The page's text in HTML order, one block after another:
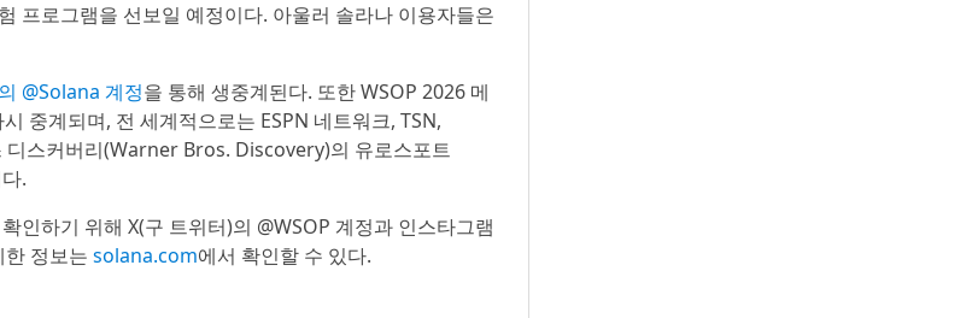
프로그램을 선보일 예정이다. 아울러 솔라나 이용자들은
@Solana 계정을 통해 생중계된다. 또한 WSOP 2026 메
중계되며, 전 세계적으로는 ESPN 네트워크, TSN,
스커버리(Warner Bros. Discovery)의 유로스포트
.
인하기 위해 X(구 트위터)의 @WSOP 계정과 인스타그램
정보는 solana.com에서 확인할 수 있다.